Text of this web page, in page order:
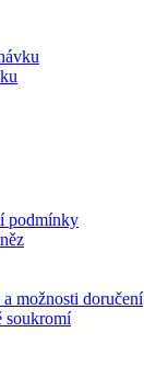
podmínky
možnosti doručení
soukromí